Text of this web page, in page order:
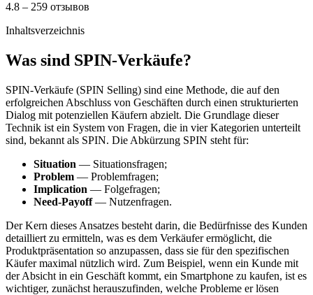
4.8 – 259 отзывов
Inhaltsverzeichnis
Was sind SPIN-Verkäufe?
SPIN-Verkäufe (SPIN Selling) sind eine Methode, die auf den
erfolgreichen Abschluss von Geschäften durch einen strukturierten
Dialog mit potenziellen Käufern abzielt. Die Grundlage dieser
Technik ist ein System von Fragen, die in vier Kategorien unterteilt
sind, bekannt als SPIN. Die Abkürzung SPIN steht für:
Situation — Situationsfragen;
Problem — Problemfragen;
Implication — Folgefragen;
Need-Payoff— Nutzenfragen.
Der Kern dieses Ansatzes besteht darin, die Bedürfnisse des Kunden
detailliert zu ermitteln, was es dem Verkäufer ermöglicht, die
Produktpräsentation so anzupassen, dass sie für den spezifischen
Käufer maximal nützlich wird. Zum Beispiel, wenn ein Kunde mit
der Absicht in ein Geschäft kommt, ein Smartphone zu kaufen, ist es
wichtiger, zunächst herauszufinden, welche Probleme er lösen